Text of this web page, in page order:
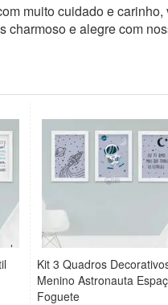
muito cuidado e
charmoso e alegre com
Kit 3 Quadros
Menino Astronauta
Foguete